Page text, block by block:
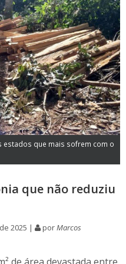
que mais sofrem com o
que não reduziu
2025 | porMarcos